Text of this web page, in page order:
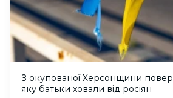
З окупованої Херсонщини
яку батьки ховали від росіян